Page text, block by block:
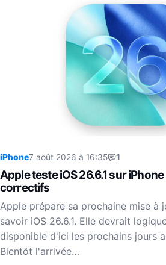
iPhone7 août 2026 à 16:35 1
Apple teste iOS 26.6.1 sur
correctifs
Apple prépare sa prochaine mise à
savoir iOS 26.6.1. Elle devrait
disponible d'ici les prochains jours
Bientôt l'arrivée…